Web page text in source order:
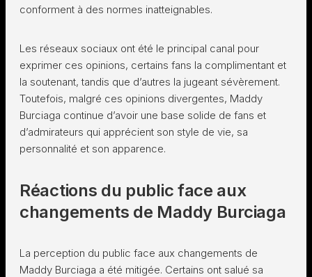
conforment à des normes inatteignables.
Les réseaux sociaux ont été le principal canal pour
exprimer ces opinions, certains fans la complimentant et
la soutenant, tandis que d’autres la jugeant sévèrement.
Toutefois, malgré ces opinions divergentes, Maddy
Burciaga continue d’avoir une base solide de fans et
d’admirateurs qui apprécient son style de vie, sa
personnalité et son apparence.
Réactions du public face aux
changements de Maddy Burciaga
La perception du public face aux changements de
Maddy Burciaga a été mitigée. Certains ont salué sa